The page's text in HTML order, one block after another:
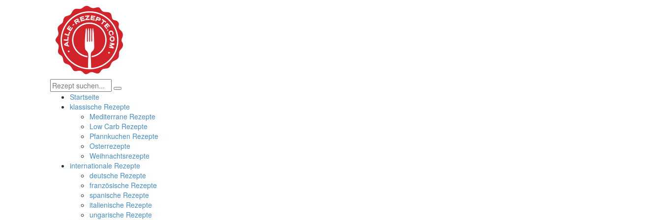
Startseite
klassische Rezepte
Mediterrane Rezepte
Low Carb Rezepte
Pfannkuchen Rezepte
Osterrezepte
Weihnachtsrezepte
internationale Rezepte
deutsche Rezepte
französische Rezepte
spanische Rezepte
italienische Rezepte
ungarische Rezepte